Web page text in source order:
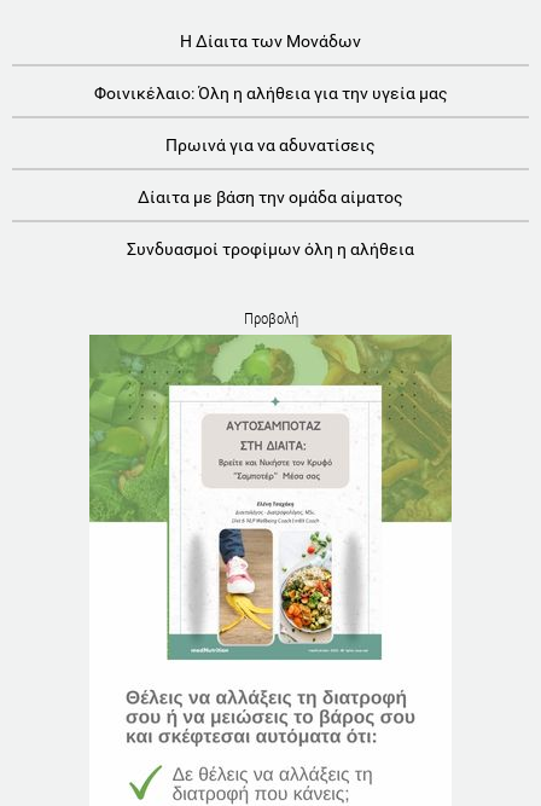
Η Δίαιτα των Μονάδων
Φοινικέλαιο: Όλη η αλήθεια για την υγεία μας
Πρωινά για να αδυνατίσεις
Δίαιτα με βάση την ομάδα αίματος
Συνδυασμοί τροφίμων όλη η αλήθεια
Προβολή